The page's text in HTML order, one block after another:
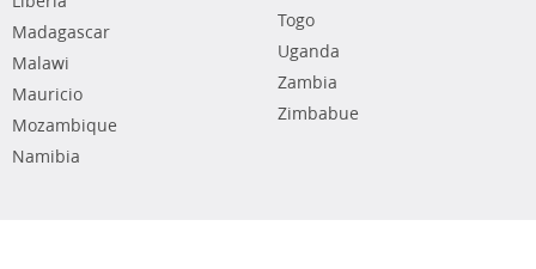
Madagascar
Malawi
Mauricio
Mozambique
Namibia
Togo
Uganda
Zambia
Zimbabue